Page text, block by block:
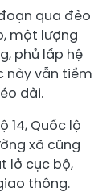
qua đèo
một lượng
phủ lấp hệ
này vẫn tiềm
dài.
14, Quốc lộ
xã cũng
lở cục bộ,
thông.